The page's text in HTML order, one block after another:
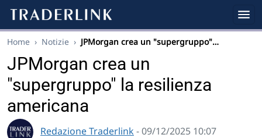
Home › Notizie › JPMorgan crea un "supergruppo"…
JPMorgan crea un
"supergruppo" la resilienza
americana
Redazione Traderlink - 09/12/2025 10:07